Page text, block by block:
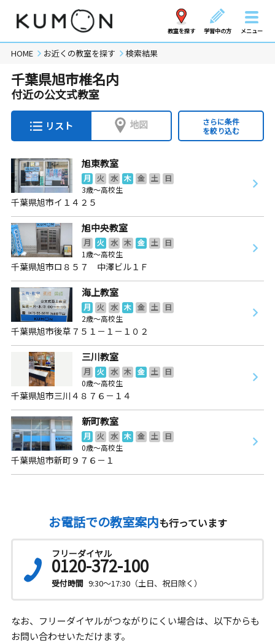
教室を探す 学習中の方 メニュー
HOME お近くの教室を探す 検索結果
千葉県旭市椎名内
付近の公文式教室
リスト 地図
さらに条件
を絞り込む
旭東教室
月 火 水 木 金 土
日
3歳～高校生
千葉県旭市イ１４２５
旭中央教室
月 火 水 木 金 土
日
1歳～高校生
千葉県旭市ロ８５７ 中澤ビル１Ｆ
海上教室
月 火 水 木 金 土
日
2歳～高校生
千葉県旭市後草７５１－１－１０２
三川教室
月 火 水 木 金 土
日
0歳～高校生
千葉県旭市三川４８７６－１４
新町教室
月 火 水 木 金 土
日
0歳～高校生
千葉県旭市新町９７６－１
お電話での教室案内も行っています
フリーダイヤル
0120-372-100
受付時間 9:30～17:30（土日、祝日除く）
なお、フリーダイヤルがつながりにくい場合は、以下からも
お問い合わせいただけます。